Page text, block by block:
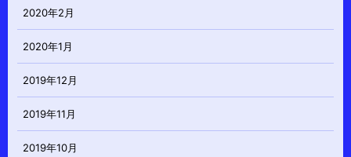
2020年2月
2020年1月
2019年12月
2019年11月
2019年10月